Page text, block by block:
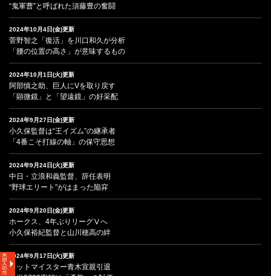
“鬼軍曹”と呼ばれた須藤豊の奮闘
2024年10月4日(金)更新
菅野智之「復活」を川口和久が分析
「腰の位置の高さ」が意味するもの
2024年10月1日(火)更新
阿部慎之助、巨人にVを取り戻す
「顕微鏡」と「望遠鏡」の好采配
2024年9月27日(金)更新
小久保監督は“王イズム”の継承者
「4番こそ打線の軸」の保守思想
2024年9月24日(火)更新
中日・立浪和義監督、辞任表明
“野球エリート”がはまった陥穽
2024年9月20日(金)更新
ホークス、4年ぶりリーグⅤへ
小久保裕紀監督と山川穂高の絆
2024年9月17日(火)更新
ヒットマイスター青木宣親引退